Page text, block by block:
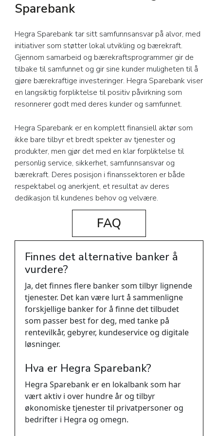
Sparebank
Hegra Sparebank tar sitt samfunnsansvar på alvor, med
initiativer som støtter lokal utvikling og bærekraft.
Gjennom samarbeid og bærekraftsprogrammer gir de
tilbake til samfunnet og gir sine kunder muligheten til å
gjøre bærekraftige investeringer. Hegra Sparebank viser
en langsiktig forpliktelse til positiv påvirkning som
resonnerer godt med deres kunder og samfunnet.
Hegra Sparebank er en komplett finansiell aktør som
ikke bare tilbyr et bredt spekter av tjenester og
produkter, men gjør det med en klar forpliktelse til
personlig service, sikkerhet, samfunnsansvar og
bærekraft. Deres posisjon i finanssektoren er både
respektabel og anerkjent, et resultat av deres
dedikasjon til kundenes behov og velvære.
FAQ
Finnes det alternative banker å
vurdere?
Ja, det finnes flere banker som tilbyr lignende
tjenester. Det kan være lurt å sammenligne
forskjellige banker for å finne det tilbudet
som passer best for deg, med tanke på
rentevilkår, gebyrer, kundeservice og digitale
løsninger.
Hva er Hegra Sparebank?
Hegra Sparebank er en lokalbank som har
vært aktiv i over hundre år og tilbyr
økonomiske tjenester til privatpersoner og
bedrifter i Hegra og omegn.